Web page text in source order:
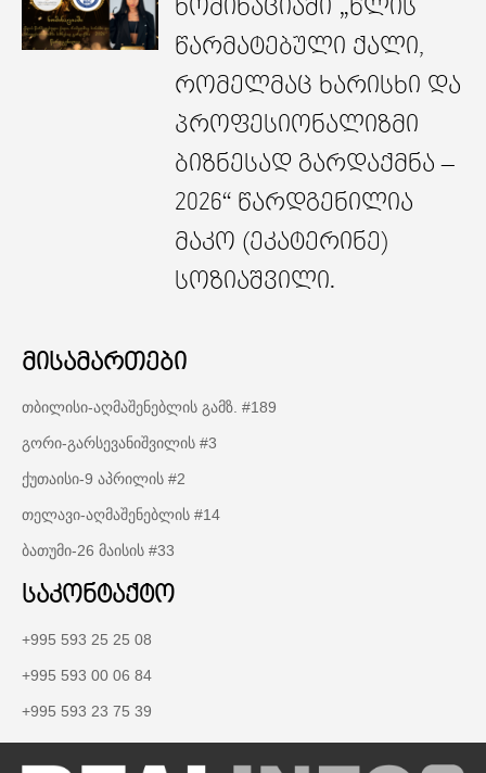
ნომინაციაში „წლის
წარმატებული ქალი,
რომელმაც ხარისხი და
პროფესიონალიზმი
ბიზნესად გარდაქმნა –
2026“ წარდგენილია
მაკო (ეკატერინე)
სოზიაშვილი.
მისამართები
თბილისი-აღმაშენებლის გამზ. #189
გორი-გარსევანიშვილის #3
ქუთაისი-9 აპრილის #2
თელავი-აღმაშენებლის #14
ბათუმი-26 მაისის #33
საკონტაქტო
+995 593 25 25 08
+995 593 00 06 84
+995 593 23 75 39